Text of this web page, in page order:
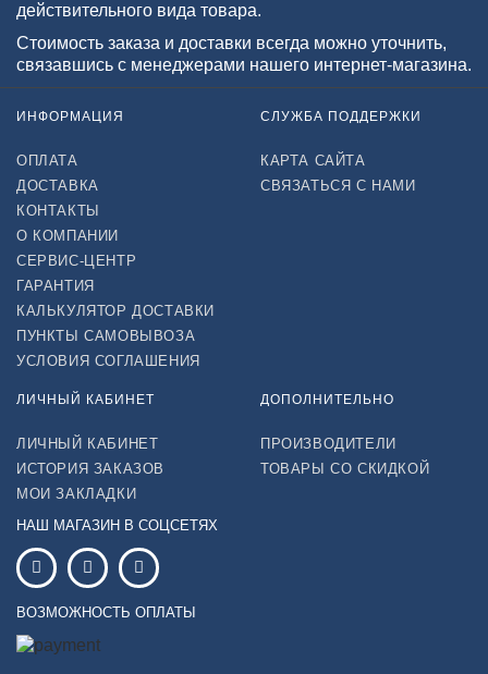
действительного вида товара.
Стоимость заказа и доставки всегда можно уточнить,
связавшись с менеджерами нашего интернет-магазина.
ИНФОРМАЦИЯ
ОПЛАТА
ДОСТАВКА
КОНТАКТЫ
О КОМПАНИИ
СЕРВИС-ЦЕНТР
ГАРАНТИЯ
КАЛЬКУЛЯТОР ДОСТАВКИ
ПУНКТЫ САМОВЫВОЗА
УСЛОВИЯ СОГЛАШЕНИЯ
СЛУЖБА ПОДДЕРЖКИ
КАРТА САЙТА
СВЯЗАТЬСЯ С НАМИ
ЛИЧНЫЙ КАБИНЕТ
ЛИЧНЫЙ КАБИНЕТ
ИСТОРИЯ ЗАКАЗОВ
МОИ ЗАКЛАДКИ
ДОПОЛНИТЕЛЬНО
ПРОИЗВОДИТЕЛИ
ТОВАРЫ СО СКИДКОЙ
НАШ МАГАЗИН В СОЦСЕТЯХ
ВОЗМОЖНОСТЬ ОПЛАТЫ